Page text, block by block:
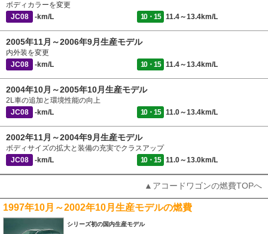
ボディカラーを変更
JC08
-km/L 10・15 11.4～13.4km/L
2005年11月～2006年9月生産モデル
内外装を変更
JC08
-km/L 10・15 11.4～13.4km/L
2004年10月～2005年10月生産モデル
2L車の追加と環境性能の向上
JC08
-km/L 10・15 11.0～13.4km/L
2002年11月～2004年9月生産モデル
ボディサイズの拡大と装備の充実でクラスアップ
JC08
-km/L 10・15 11.0～13.0km/L
▲アコードワゴンの燃費TOPへ
1997年10月～2002年10月生産モデルの燃費
シリーズ初の国内生産モデル